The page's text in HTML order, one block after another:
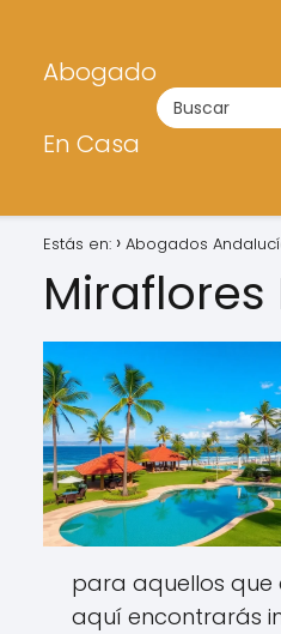
Abogado
En Casa
Estás en: Abogados
para aquellos que
aquí encontrarás